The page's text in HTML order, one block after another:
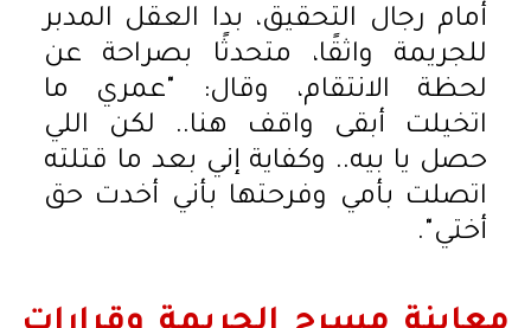
أمام رجال التحقيق، بدا العقل المدبر
للجريمة واثقًا، متحدثًا بصراحة عن
لحظة الانتقام، وقال: "عمري ما
اتخيلت أبقى واقف هنا.. لكن اللي
حصل يا بيه.. وكفاية إني بعد ما قتلته
اتصلت بأمي وفرحتها بأني أخدت حق
أختي".